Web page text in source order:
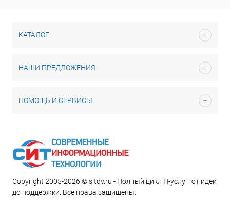
КАТАЛОГ
НАШИ ПРЕДЛОЖЕНИЯ
ПОМОЩЬ И СЕРВИСЫ
Copyright 2005-2026 © sitdv.ru - Полный цикл IT-услуг: от идеи
до поддержки. Все права защищены.